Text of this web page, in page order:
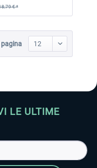
€ *
LE ULTIME